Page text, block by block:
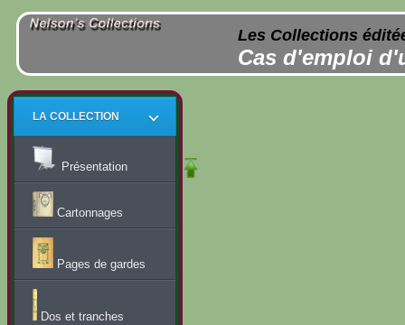
Les Collections
Cas d'emploi
LA COLLECTION
Présentation
Cartonnages
Pages de gardes
Dos et tranches